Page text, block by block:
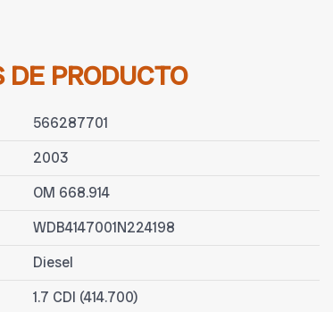
DE PRODUCTO
566287701
2003
OM 668.914
WDB4147001N224198
Diesel
1.7 CDI (414.700)